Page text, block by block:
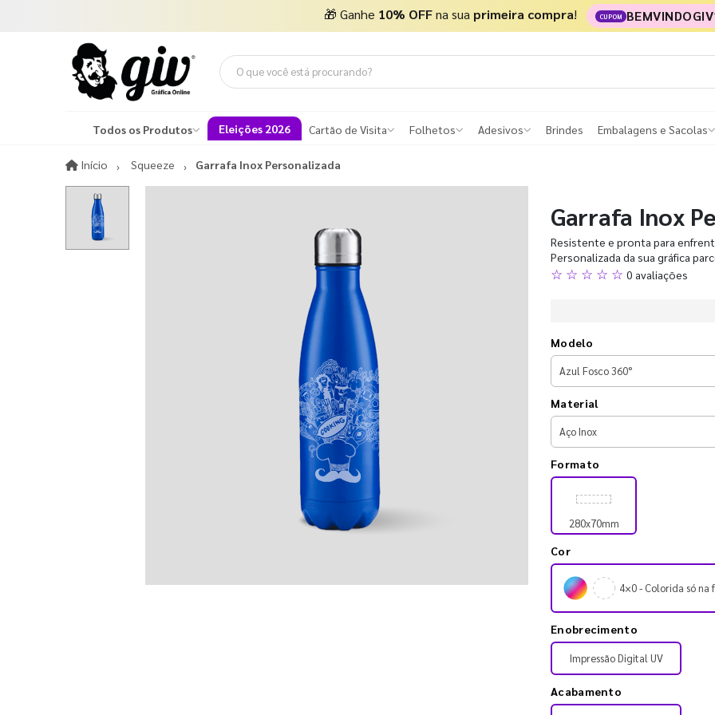
🎁 Ganhe 10% OFFna sua primeira compra! CUPOM
Todos os Produtos Eleições 2026 Cartão de Visita Folhetos Adesivos Brindes Embalagens e Sacolas
Início InícioSqueeze Garrafa Inox Personalizada
Garrafa Inox
Resistente e pronta para
Personalizada da sua gráfica
☆ ☆ ☆ ☆ ☆ 0 avaliações
Modelo
Material
Formato
280x70mm
Cor
4×0 - Colorida só na
Enobrecimento
Impressão Digital UV
Acabamento